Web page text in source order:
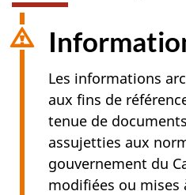
Les informations
aux fins de
tenue de
assujetties aux
gouvernement du
modifiées ou